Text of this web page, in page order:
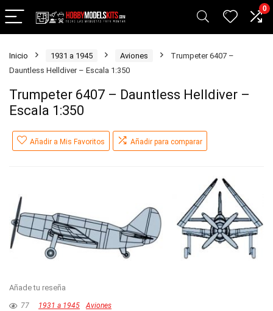
0
Inicio 1931 a 1945 Aviones
Trumpeter 6407 –
Dauntless Helldiver – Escala 1:350
Trumpeter 6407 – Dauntless Helldiver –
Escala 1:350
Añadir a Mis Favoritos Añadir para comparar
Añade tu reseña
77 1931 a 1945 Aviones